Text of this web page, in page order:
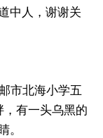
中人，谢谢关
市北海小学五
，有一头乌黑的
。